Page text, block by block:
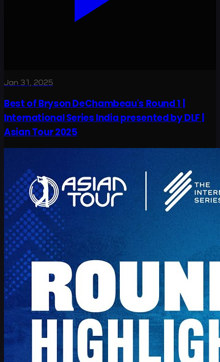
Jan 31, 2025
Best of Bryson DeChambeau's Round 1 |
International Series India presented by DLF |
Asian Tour 2025